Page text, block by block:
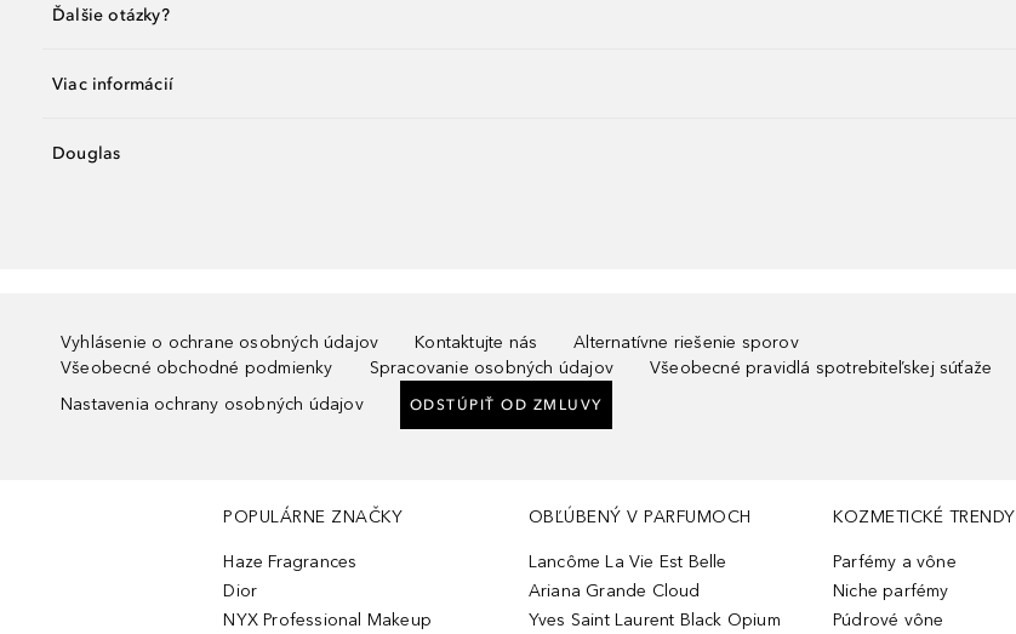
Ďalšie otázky?
Viac informácií
Douglas
Vyhlásenie o ochrane osobných údajov Kontaktujte nás
Alternatívne riešenie sporov
Všeobecné obchodné podmienky
Spracovanie osobných údajov
Všeobecné pravidlá spotrebiteľskej súťaže
Nastavenia ochrany osobných údajov
ODSTÚPIŤ OD ZMLUVY
POPULÁRNE ZNAČKY
Haze Fragrances
Dior
NYX Professional Makeup
OBĽÚBENÝ V PARFUMOCH
Lancôme La Vie Est Belle
Ariana Grande Cloud
Yves Saint Laurent Black Opium
KOZMETICKÉ TRENDY
Parfémy a vône
Niche parfémy
Púdrové vône